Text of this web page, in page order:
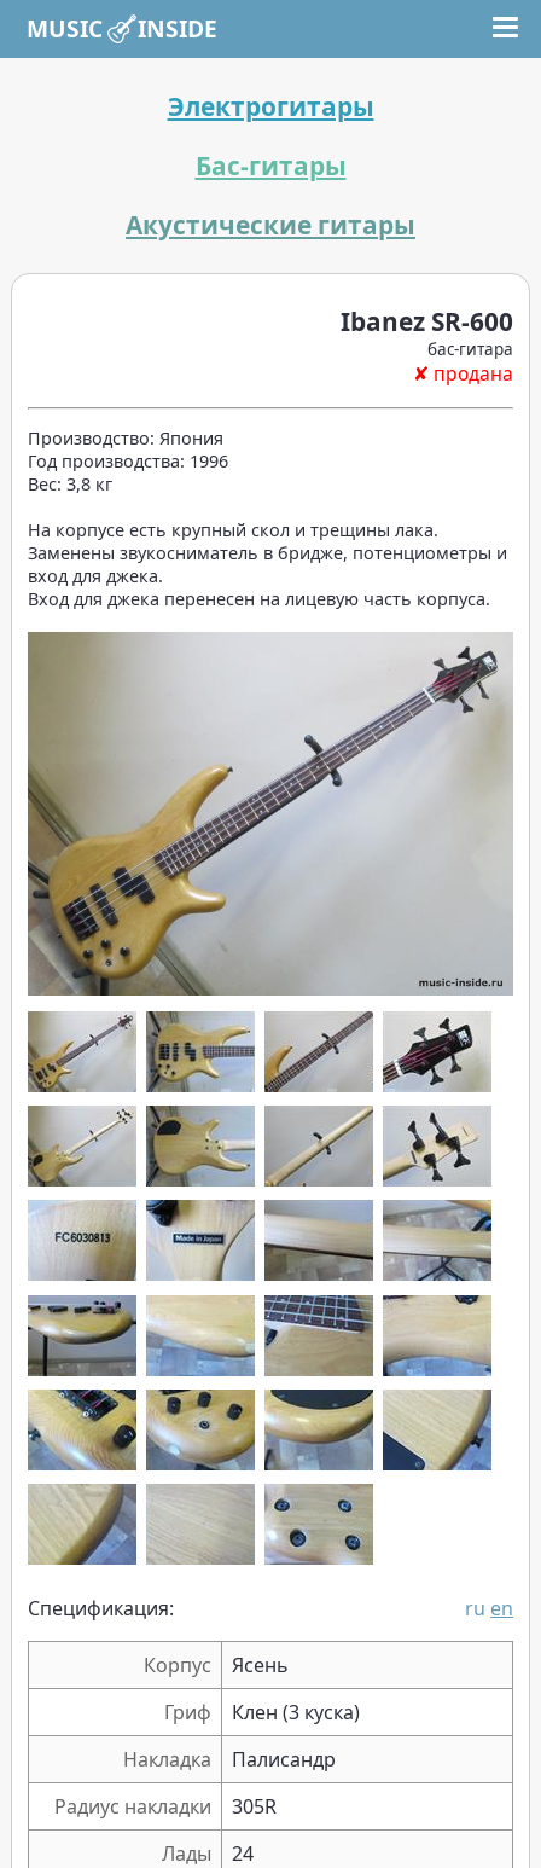
Электрогитары
Бас-гитары
Акустические гитары
Ibanez SR-600
бас-гитара
✘ продана
Производство: Япония
Год производства: 1996
Вес: 3,8 кг
На корпусе есть крупный скол и трещины лака.
Заменены звукосниматель в бридже, потенциометры и
вход для джека.
Вход для джека перенесен на лицевую часть корпуса.
Спецификация: ru en
Корпус
Ясень
Гриф
Клен (3 куска)
Накладка
Палисандр
Радиус накладки
305R
Лады
24
MUSIC INSIDE